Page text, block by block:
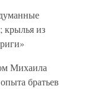
крылья из
Михаила
братьев